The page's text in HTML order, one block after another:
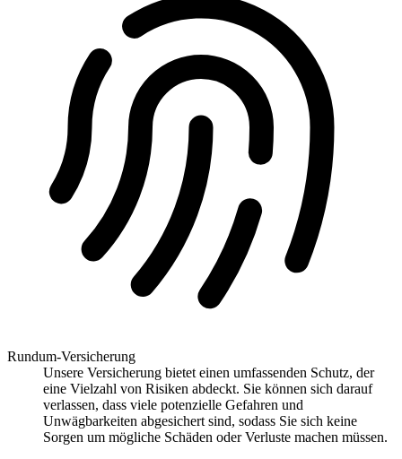
Rundum-Versicherung
Unsere Versicherung bietet einen umfassenden Schutz, der
eine Vielzahl von Risiken abdeckt. Sie können sich darauf
verlassen, dass viele potenzielle Gefahren und
Unwägbarkeiten abgesichert sind, sodass Sie sich keine
Sorgen um mögliche Schäden oder Verluste machen müssen.